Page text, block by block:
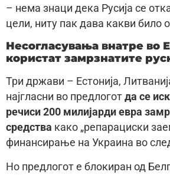
– нема знаци дека Русија се
цели, ниту пак дава какви било
Несогласувања внатре во
користат замрзнатите
Три држави – Естонија,
најгласни во предлогот да се
речиси 200 милијарди евра
средства како „репарациски
финансирање на Украина во
Но предлогот е блокиран од